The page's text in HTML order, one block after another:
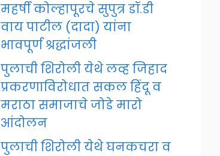
महर्षी कोल्हापूरचे सुपुत्र डॉ.डी
वाय पाटील (दादा) यांना
भावपूर्ण श्रद्धांजली
पुलाची शिरोली येथे लव्ह जिहाद
प्रकरणाविरोधात सकल हिंदू व
मराठा समाजाचे जोडे मारो
आंदोलन
पुलाची शिरोली येथे घनकचरा व